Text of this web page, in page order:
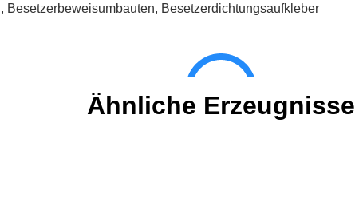
, Besetzerbeweisumbauten, Besetzerdichtungsaufkleber
Ähnliche Erzeugnisse